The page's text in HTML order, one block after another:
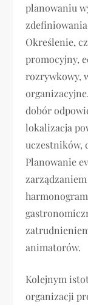
planowaniu
zdefiniowania
Określenie,
promocyjny,
rozrywkowy,
dobór
lokalizacja
uczestników,
Planowanie
animatorów.
Kolejnym
organizacji